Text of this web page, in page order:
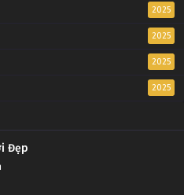
2025
2025
2025
2025
Đẹp